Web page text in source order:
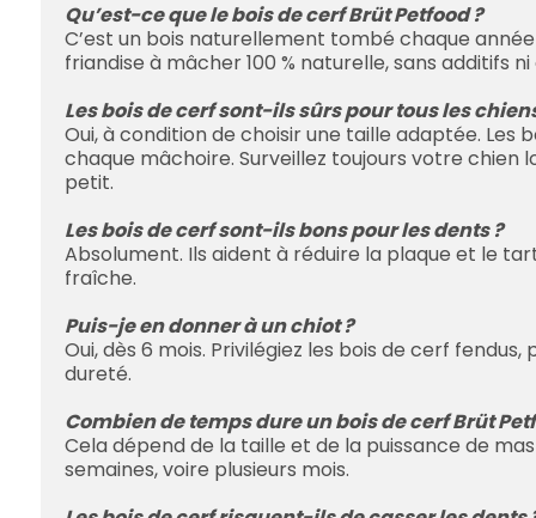
Qu’est-ce que le bois de cerf Brüt Petfood ?
C’est un bois naturellement tombé chaque
friandise à mâcher 100 % naturelle, sans additifs
Les bois de cerf sont-ils sûrs pour tous les
Oui, à condition de choisir une taille adaptée. Les
chaque mâchoire. Surveillez toujours votre chien
petit.
Les bois de cerf sont-ils bons pour les dents ?
Absolument. Ils aident à réduire la plaque et le
fraîche.
Puis-je en donner à un chiot ?
Oui, dès 6 mois. Privilégiez les bois de cerf
dureté.
Combien de temps dure un bois de cerf Brüt
Cela dépend de la taille et de la puissance de
semaines, voire plusieurs mois.